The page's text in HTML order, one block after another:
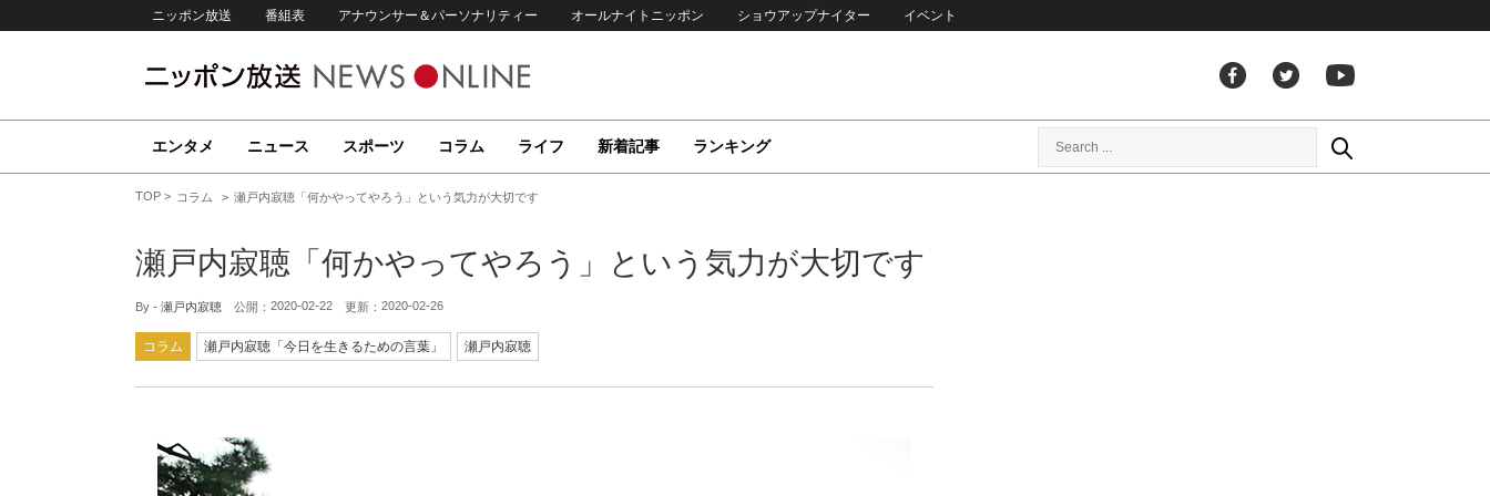
ニッポン放送 番組表 アナウンサー＆パーソナリティー オールナイトニッポン ショウアップナイター イベント
エンタメ ニュース スポーツ コラム ライフ 新着記事 ランキング
TOP コラム 瀬戸内寂聴「何かやってやろう」という気力が大切です
瀬戸内寂聴「何かやってやろう」という気力が大切です
By - 瀬戸内寂聴 公開： 2020-02-22 更新： 2020-02-26
コラム 瀬戸内寂聴「今日を生きるための言葉」 瀬戸内寂聴